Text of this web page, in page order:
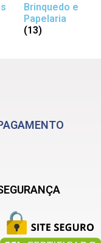
Brinquedo e
Papelaria
(13)